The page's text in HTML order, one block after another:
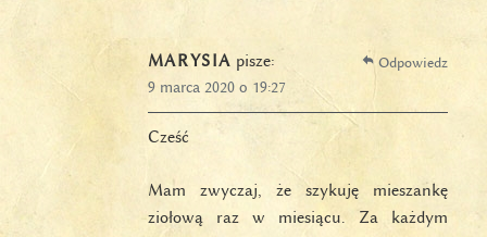
MARYSIA pisze:
9 marca 2020 o 19:27
Cześć
Mam zwyczaj, że szykuję mieszankę
ziołową raz w miesiącu. Za każdym
Odpowiedz